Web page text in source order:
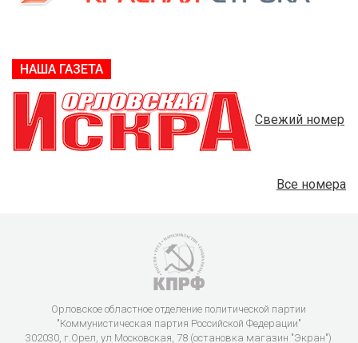
НАША ГАЗЕТА
Свежий номер
Все номера
Орловское областное отделение политической партии
"Коммунистическая партия Российской Федерации"
302030, г.Орел, ул Московская, 78 (остановка магазин "Экран")